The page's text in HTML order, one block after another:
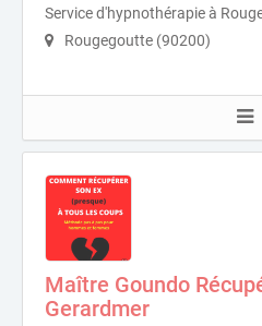
Service d'hypnothérapie à
Rougegoutte (90200)
Maître Goundo
Gerardmer